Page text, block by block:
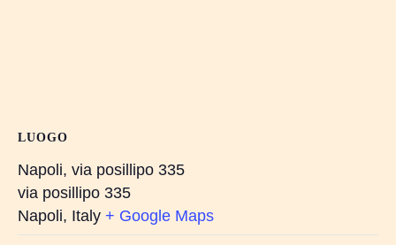
LUOGO
Napoli, via posillipo 335
via posillipo 335
Napoli, Italy + Google Maps